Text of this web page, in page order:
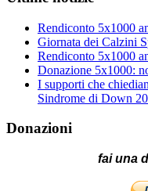
Rendiconto 5x1000
Giornata dei Calzini
Rendiconto 5x1000
Donazione 5x1000:
I supporti che
Sindrome di Down
Donazioni
fai una